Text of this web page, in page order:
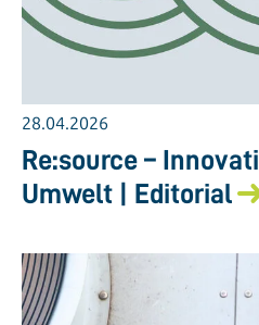
28.04.2026
Re:source –
Umwelt | Editorial